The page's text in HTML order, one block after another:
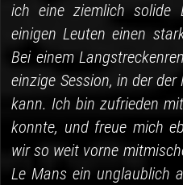
ich eine ziemlich solide
einigen Leuten einen
Bei einem
einzige Session, in der
kann. Ich bin zufrieden
konnte, und freue mich
wir so weit vorne
Le Mans ein unglaublich